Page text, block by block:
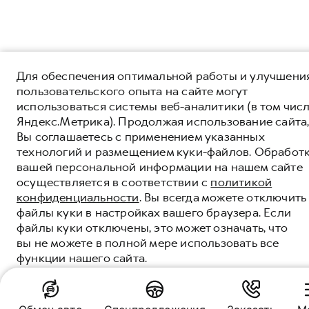
Для обеспечения оптимальной работы и
пользовательского опыта на сайте могут
использоваться системы веб-аналитики (в том
Яндекс.Метрика). Продолжая использование сайта,
Вы соглашаетесь с применением указанных
технологий и размещением куки-файлов.
вашей персональной информации на нашем сайте
осуществляется в соответствии с политикой
конфиденциальности. Вы всегда можете отключить
файлы куки в настройках вашего браузера. Если
файлы куки отключены, это может означать, что
вы не можете в полной мере использовать все
функции нашего сайта.
ПОНЯТНО